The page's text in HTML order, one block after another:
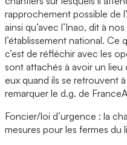
rapprochement possible de
ainsi qu’avec l’Inao, dit à
l’établissement national. Ce
c’est de réfléchir avec les
sont attachés à avoir un
eux quand ils se retrouvent
remarquer le d.g. de
Foncier/loi d’urgence : la
mesures pour les fermes du